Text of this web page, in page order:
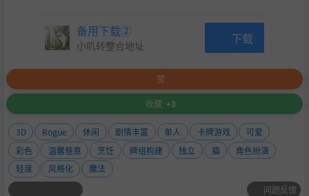
备用下载②
小叽转整合地址 下载
赞
收藏 +3
3D Rogue 休闲 剧情丰富 单人 卡牌游戏
可爱
彩色
温馨惬意 烹饪 牌组构建 独立 猫
角色扮演
轻度
风格化
魔法
问题反馈